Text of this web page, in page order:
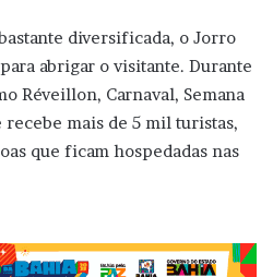
diversificada, o Jorro
abrigar o visitante. Durante
Réveillon, Carnaval, Semana
recebe mais de 5 mil turistas,
que ficam hospedadas nas